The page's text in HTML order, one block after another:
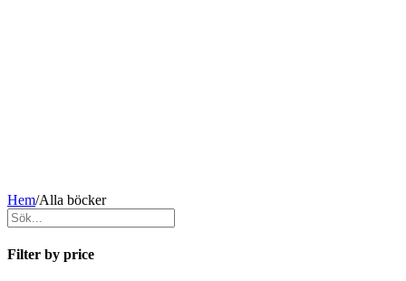
Hem/Alla böcker
Filter by price